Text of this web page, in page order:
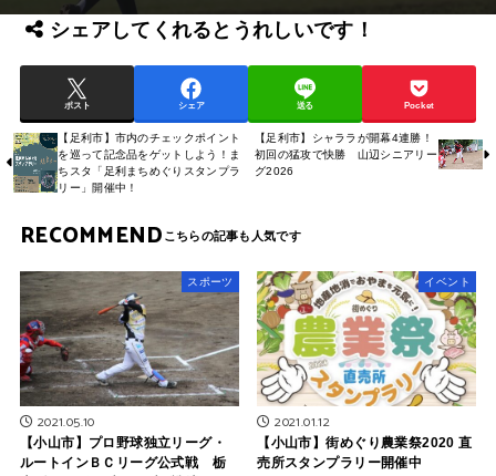
シェアしてくれるとうれしいです！
ポスト シェア 送る Pocket
【足利市】市内のチェックポイント
を巡って記念品をゲットしよう！ま
ちスタ「足利まちめぐりスタンプラ
リー」開催中！
【足利市】シャララが開幕4連勝！
初回の猛攻で快勝 山辺シニアリー
グ2026
RECOMMEND
スポーツ
2021.05.10
【小山市】プロ野球独立リーグ・
ルートインＢＣリーグ公式戦 栃
イベント
2021.01.12
【小山市】街めぐり農業祭2020 直
売所スタンプラリー開催中